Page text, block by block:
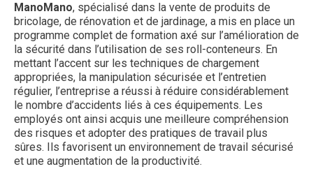
ManoMano, spécialisé dans la vente de produits de
bricolage, de rénovation et de jardinage, a mis en place un
programme complet de formation axé sur l’amélioration de
la sécurité dans l’utilisation de ses roll-conteneurs. En
mettant l’accent sur les techniques de chargement
appropriées, la manipulation sécurisée et l’entretien
régulier, l’entreprise a réussi à réduire considérablement
le nombre d’accidents liés à ces équipements. Les
employés ont ainsi acquis une meilleure compréhension
des risques et adopter des pratiques de travail plus
sûres. Ils favorisent un environnement de travail sécurisé
et une augmentation de la productivité.